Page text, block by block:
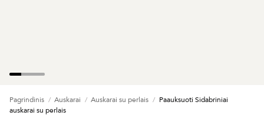
Pagrindinis Auskarai Auskarai su perlais
Paauksuoti Sidabriniai
auskarai su perlais